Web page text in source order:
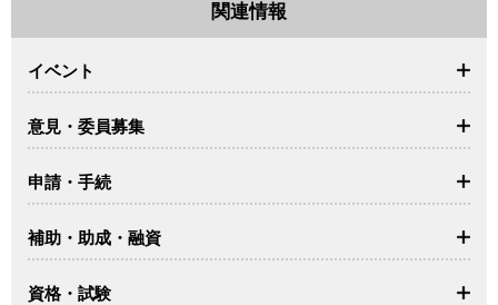
関連情報
イベント
意見・委員募集
申請・手続
補助・助成・融資
資格・試験